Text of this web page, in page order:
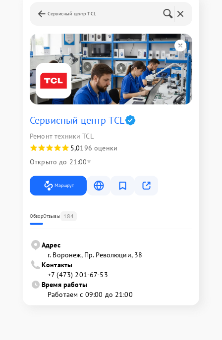
Сервисный центр TCL
Сервисный центр TCL
Ремонт техники TCL
5,0196 оценки
Открыто до 21:00
Маршрут
ОбзорОтзывы 184
Адрес
г. Воронеж, Пр. Революции, 38
Контакты
+7 (473) 201-67-53
Время работы
Работаем с 09:00 до 21:00